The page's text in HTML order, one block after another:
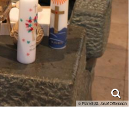
© Pfarrei St. Josef Offenbach